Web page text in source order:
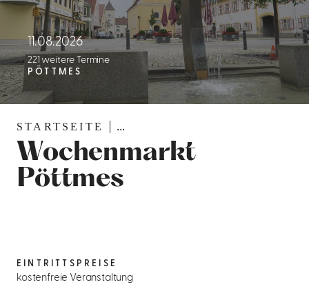
STARTSEITE ...
Wochenmarkt
Pöttmes
11.08.2026
221 weitere Termine
PÖTTMES
EINTRITTSPREISE
kostenfreie Veranstaltung